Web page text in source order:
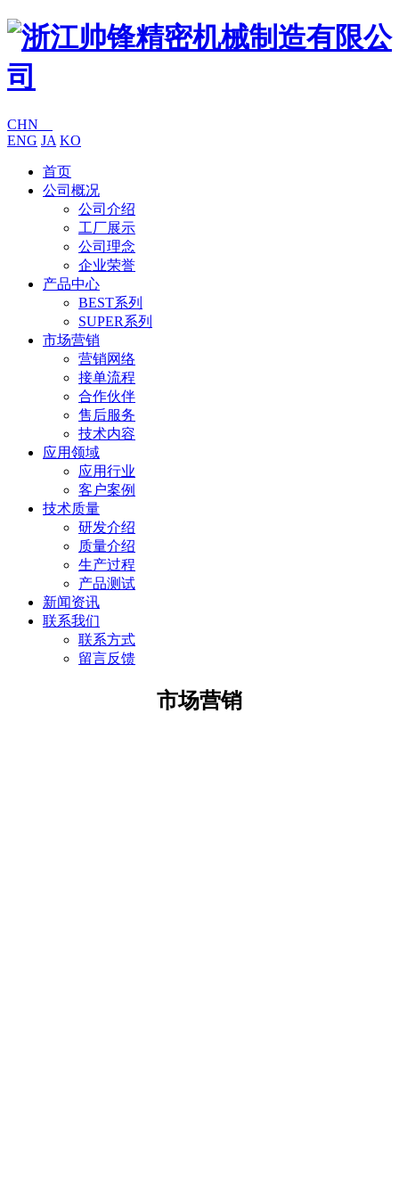
CHN
ENG JA KO
首页
公司概况
公司介绍
工厂展示
公司理念
企业荣誉
产品中心
BEST系列
SUPER系列
市场营销
营销网络
接单流程
合作伙伴
售后服务
技术内容
应用领域
应用行业
客户案例
技术质量
研发介绍
质量介绍
生产过程
产品测试
新闻资讯
联系我们
联系方式
留言反馈
市场营销